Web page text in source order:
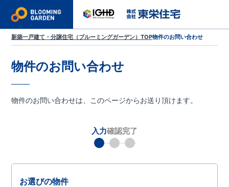
新築一戸建て・分譲住宅（ブルーミングガーデン）TOP物件のお問い合わせ
物件のお問い合わせ
物件のお問い合わせは、このページからお送り頂けます。
お選びの物件
入力確認完了